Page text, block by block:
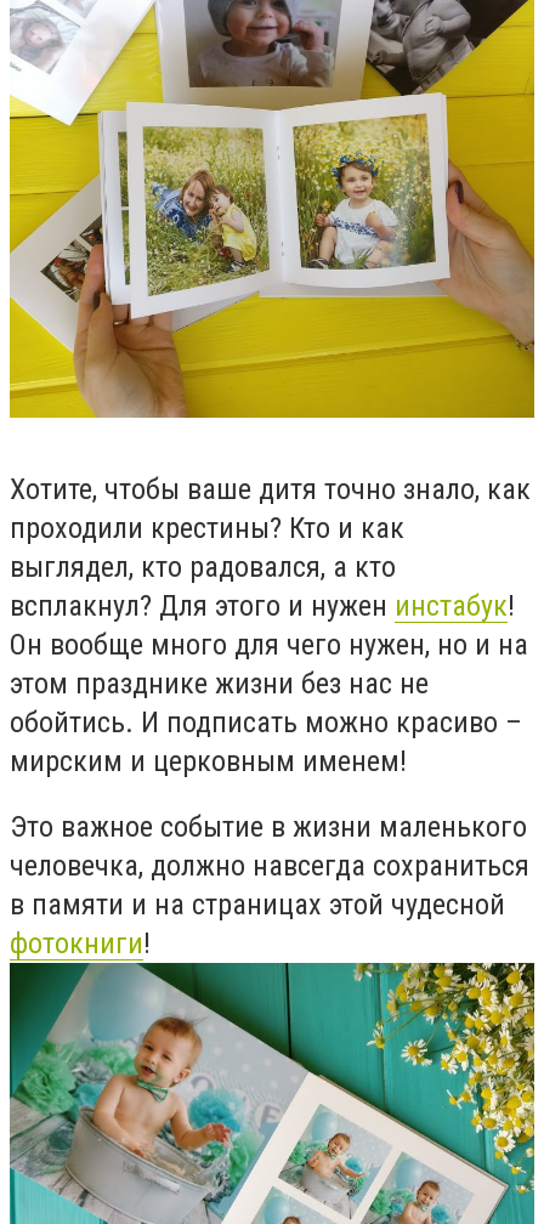
Хотите, чтобы ваше дитя точно знало, как
проходили крестины? Кто и как
выглядел, кто радовался, а кто
всплакнул? Для этого и нужен инстабук!
Он вообще много для чего нужен, но и на
этом празднике жизни без нас не
обойтись. И подписать можно красиво –
мирским и церковным именем!
Это важное событие в жизни маленького
человечка, должно навсегда сохраниться
в памяти и на страницах этой чудесной
фотокниги!